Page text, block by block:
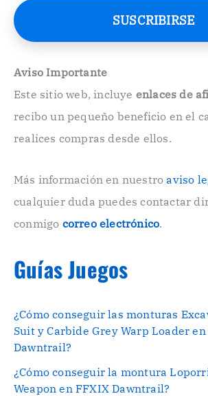
e
o
e
t
ó
n
o
.
SUSCRIBIRSE
Aviso Importante
Este sitio web, incluye enlaces de
recibo un pequeño beneficio en el
realices compras desde ellos.
Más información en nuestroaviso
cualquier duda puedes contactar
conmigo correo electrónico.
Guías Juegos
¿Cómo conseguir las monturas
Suit y Carbide Grey Warp Loader
Dawntrail?
¿Cómo conseguir la montura
Weapon en FFXIX Dawntrail?